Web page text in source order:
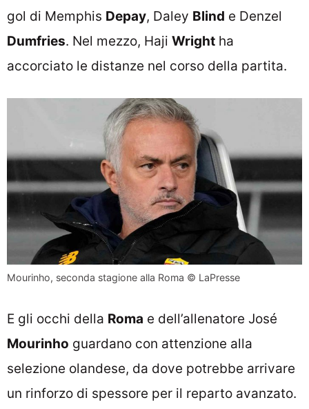
gol di Memphis Depay, Daley Blind e Denzel
Dumfries. Nel mezzo, Haji Wright ha
accorciato le distanze nel corso della partita.
Mourinho, seconda stagione alla Roma ©️ LaPresse
E gli occhi della Roma e dell’allenatore José
Mourinho guardano con attenzione alla
selezione olandese, da dove potrebbe arrivare
un rinforzo di spessore per il reparto avanzato.